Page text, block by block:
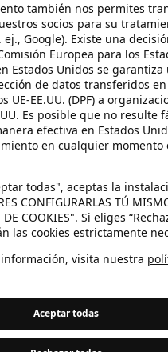
Application error: a
también nos permites
socios para su
ej., Google). Existe una
Europea para los
Estados Unidos se garantiza
de datos transferidos
UE-EE.UU. (DPF) a
Es posible que no resulte
efectiva en Estados
en cualquier momento
todas", aceptas la
CONFIGURARLAS TÚ
DE COOKIES". Si eliges
las cookies estrictamente
visita nuestra
Aceptar todas